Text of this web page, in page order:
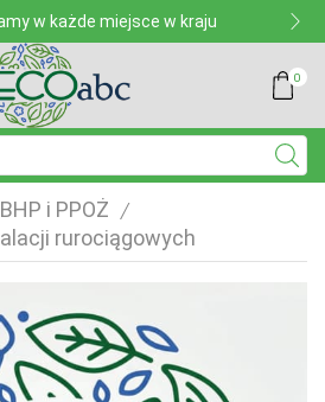
w każde miejsce w kraju
0
BHP i PPOŻ /
rurociągowych